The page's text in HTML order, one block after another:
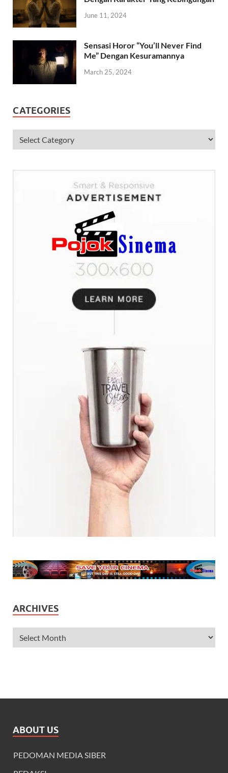
June 11, 2024
Sensasi Horor “You’ll Never Find
Me” Dengan Kesuramannya
March 25, 2024
CATEGORIES
ARCHIVES
ABOUT US
PEDOMAN MEDIA SIBER